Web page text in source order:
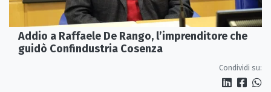
Addio a Raffaele De Rango, l’imprenditore che
guidò Confindustria Cosenza
Condividi su: